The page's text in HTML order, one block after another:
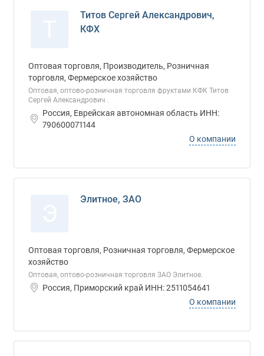
Титов Сергей Александрович,
КФХ
Оптовая торговля, Производитель, Розничная
торговля, Фермерское хозяйство
Оптовая, оптово-розничная торговля фруктами КФК Титов
Сергей Александрович .
Россия, Еврейская автономная область ИНН:
790600071144
О компании
Элитное, ЗАО
Оптовая торговля, Розничная торговля, Фермерское
хозяйство
Оптовая, оптово-розничная торговля ЗАО Элитное.
Россия, Приморский край ИНН: 2511054641
О компании